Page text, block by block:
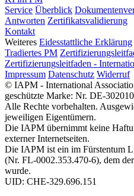
Service Überblick
Antworten Zertifikatsvalidierung
Kontakt
Weiteres Eidesstattliche Erklärung
Tradiertes PM
Zertifizierungsleitfaden -
Impressum Datenschutz Widerruf
© IAPM - International
geschützte Marke: Nr. DE-
Alle Rechte vorbehalten.
jeweiligen Eigentümern.
Die IAPM übernimmt keine
externer Internetseiten.
Die IAPM ist ein im Fürstentum
(Nr. FL-0002.353.470-6), dem
wurde.
UID: CHE-329.696.151